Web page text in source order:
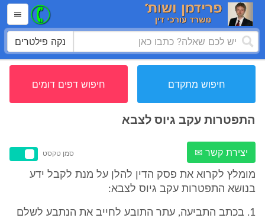
נקה פילטרים
חיפוש מתקדם חיפוש דפים דומים
התפטרות עקב גיוס לצבא
יצירת קשר ✉ סמן טקסט
מומלץ לקרוא את פסק הדין להלן על מנת לקבל ידע
בנושא התפטרות עקב גיוס לצבא:
1. בכתב התביעה, עתר התובע לחייב את הנתבע לשלם